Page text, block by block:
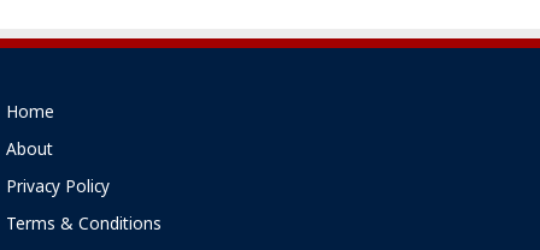
Home
About
Privacy Policy
Terms & Conditions